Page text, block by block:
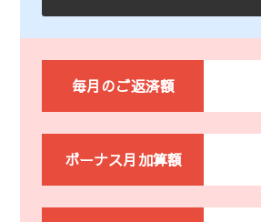
毎月のご返済額
ボーナス月加算額